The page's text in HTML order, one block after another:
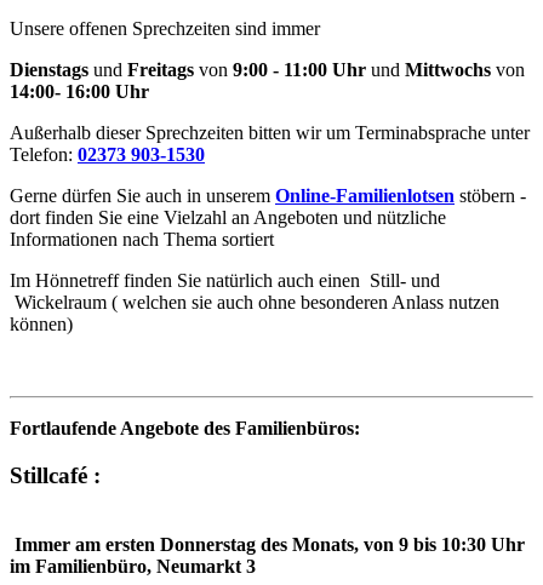
Unsere offenen Sprechzeiten sind immer
Dienstags und Freitags von 9:00 - 11:00 Uhr und Mittwochs von
14:00- 16:00 Uhr
Außerhalb dieser Sprechzeiten bitten wir um Terminabsprache unter
Telefon: 02373 903-1530
Gerne dürfen Sie auch in unserem Online-Familienlotsen stöbern -
dort finden Sie eine Vielzahl an Angeboten und nützliche
Informationen nach Thema sortiert
Im Hönnetreff finden Sie natürlich auch einen Still- und
Wickelraum ( welchen sie auch ohne besonderen Anlass nutzen
können)
Fortlaufende Angebote des Familienbüros:
Stillcafé :
Immer am ersten Donnerstag des Monats, von 9 bis 10:30 Uhr
im Familienbüro, Neumarkt 3